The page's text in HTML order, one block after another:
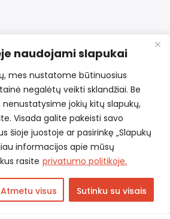
naudojami slapukai
mes nustatome būtinuosius
negalėtų veikti sklandžiai. Be
jokių kitų slapukų,
Visada galite pakeisti savo
šioje juostoje ar pasirinkę „Slapukų
informacijos apie mūsų
rasite privatumo politikoje.
Atmetu visus Sutinku su visais